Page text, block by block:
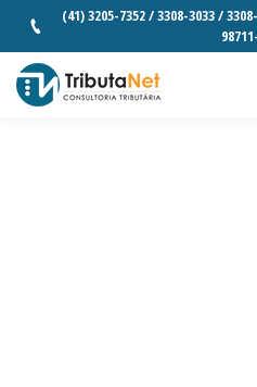
(41) 3205-7352 / 3308-3033 /